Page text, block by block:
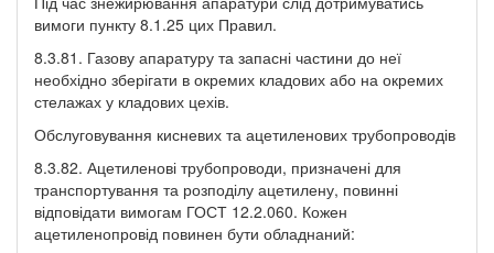
вимоги пункту 8.1.25 цих Правил.
8.3.81. Газову апаратуру та запасні частини до неї
необхідно зберігати в окремих кладових або на окремих
стелажах у кладових цехів.
Обслуговування кисневих та ацетиленових трубопроводів
8.3.82. Ацетиленові трубопроводи, призначені для
транспортування та розподілу ацетилену, повинні
відповідати вимогам ГОСТ 12.2.060. Кожен
ацетиленопровід повинен бути обладнаний: